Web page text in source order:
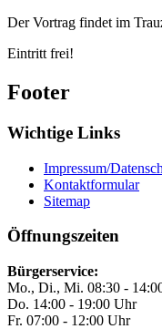
Der Vortrag findet im
Eintritt frei!
Footer
Wichtige Links
Impressum/
Kontaktformular
Sitemap
Öffnungszeiten
Bürgerservice:
Mo., Di., Mi. 08:30 -
Do. 14:00 - 19:00 Uhr
Fr. 07:00 - 12:00 Uhr